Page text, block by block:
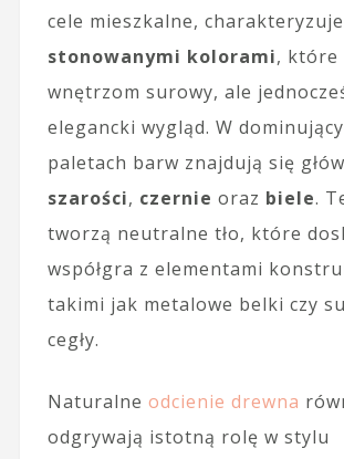
cele mieszkalne,
stonowanymi kolorami, które
wnętrzom surowy, ale
elegancki wygląd. W
paletach barw znajdują się
szarości, czernie oraz biele.
tworzą neutralne tło, które
współgra z elementami
takimi jak metalowe belki czy
cegły.
Naturalne odcienie drewna
odgrywają istotną rolę w stylu